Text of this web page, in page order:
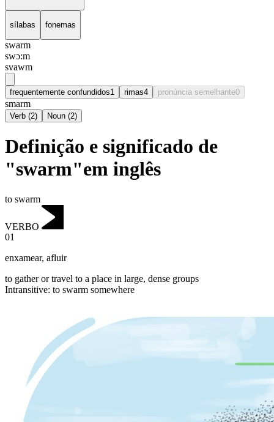
sílabas fonemas
swarm
swɔ:m
svawm
frequentemente confundidos1 rimas4 pronúncia semelhante0
smarm
Verb (2) Noun (2)
Definição e significado de
"swarm"em inglês
to swarm
VERBO
01
enxamear, afluir
to gather or travel to a place in large, dense groups
Intransitive: to swarm somewhere